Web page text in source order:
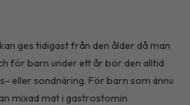
ges tidigast från den ålder då man
för barn under ett år bör den alltid
eller sondnäring. För barn som ännu
mixad mat i gastrostomin